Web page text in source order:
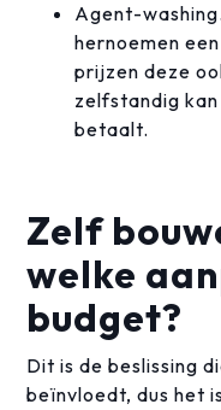
Agent-
hernoemen
prijzen deze
zelfstandig
betaalt.
Zelf
welke
budget?
Dit is de beslissing
beïnvloedt, dus het